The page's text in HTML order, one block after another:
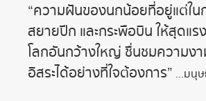
“ความฝันของนกน้อยที่อยู่แต่ใน
สยายปีก และกระพือบิน ให้สุดแ
โลกอันกว้างใหญ่ ชื่นชมความง
อิสระได้อย่างที่ใจต้องการ” ...มนุ